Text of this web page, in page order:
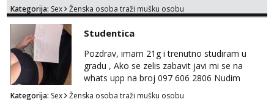
druženja u diskreciji, vjerovatno ćemo si
također, nisam zainteresirana za one and
done susrete. Ako se nalaziš u ovome, javi
mi se na WhatsApp sa nečime o sebi i tome
što voliš seksualno za daljnji d...
Kategorija: Sex Ženska osoba traži mušku osobu
Studentica
Pozdrav, imam 21g i trenutno studiram u
gradu , Ako se zelis zabavit javi mi se na
whats upp na broj 097 606 2806 Nudim
razme vrste zabave uzivo i online
Kategorija: Sex Ženska osoba traži mušku osobu